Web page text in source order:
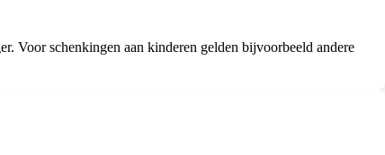
Voor schenkingen aan kinderen gelden bijvoorbeeld andere